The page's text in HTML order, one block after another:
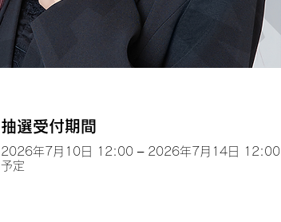
抽選受付期間
2026年7月10日 12:00 – 2026年7月14日 12:00
予定